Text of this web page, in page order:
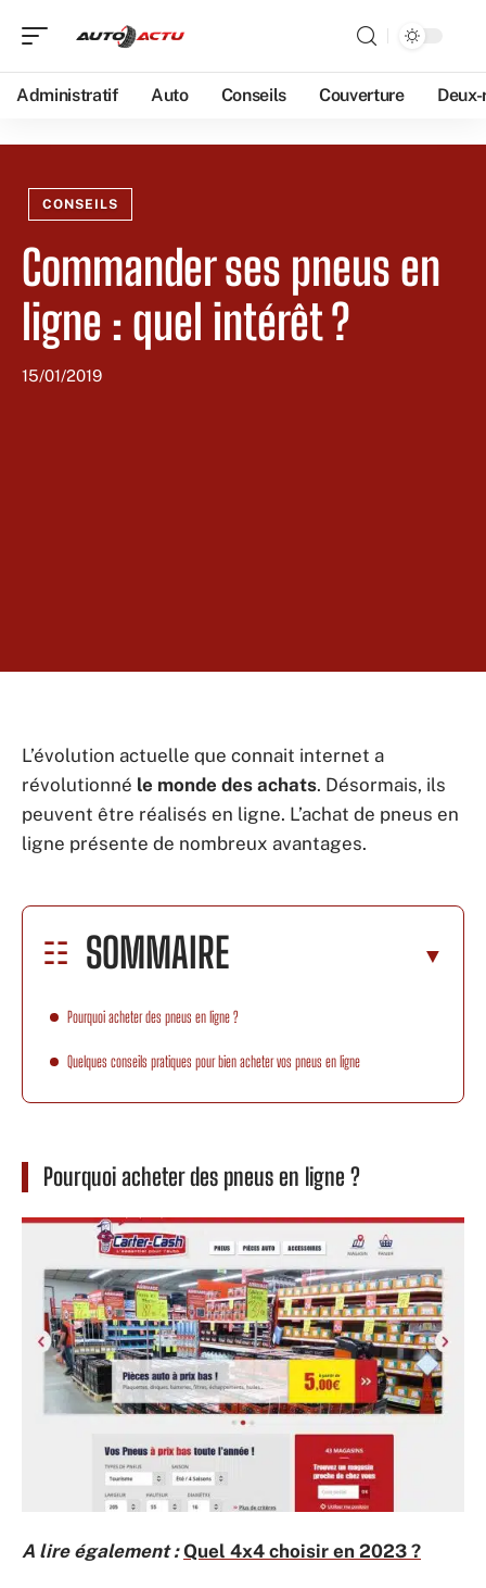
Administratif Auto Conseils Couverture
CONSEILS
Commander ses pneus en
ligne : quel intérêt ?
15/01/2019
L’évolution actuelle que connait internet a
révolutionné le monde des achats. Désormais, ils
peuvent être réalisés en ligne. L’achat de pneus en
ligne présente de nombreux avantages.
SOMMAIRE
Pourquoi acheter des pneus en ligne ?
Quelques conseils pratiques pour bien acheter vos pneus en ligne
Pourquoi acheter des pneus en ligne ?
A lire également : Quel 4x4 choisir en 2023 ?